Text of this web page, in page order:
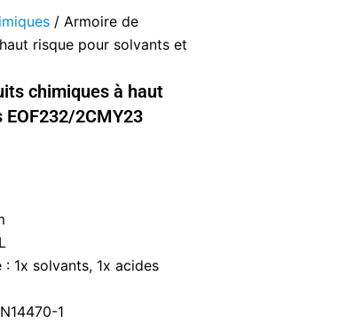
/ Armoire de
risque pour solvants et
chimiques à haut
2CMY23
1x solvants, 1x acides
1